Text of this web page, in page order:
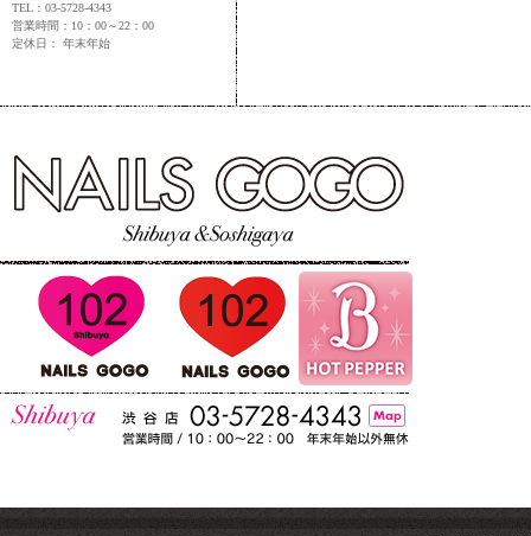
TEL：03-5728-4343
営業時間：10：00～22：00
定休日： 年末年始